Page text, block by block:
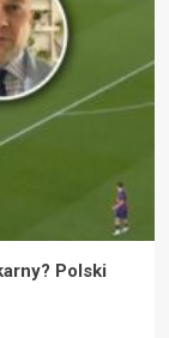
Polski